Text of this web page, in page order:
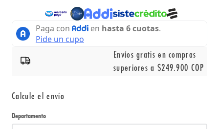
Envíos gratis en compras
superiores a $249.900 COP
Calcule el envío
Departamento